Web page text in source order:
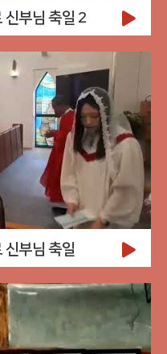
부님 축일 2
부님 축일